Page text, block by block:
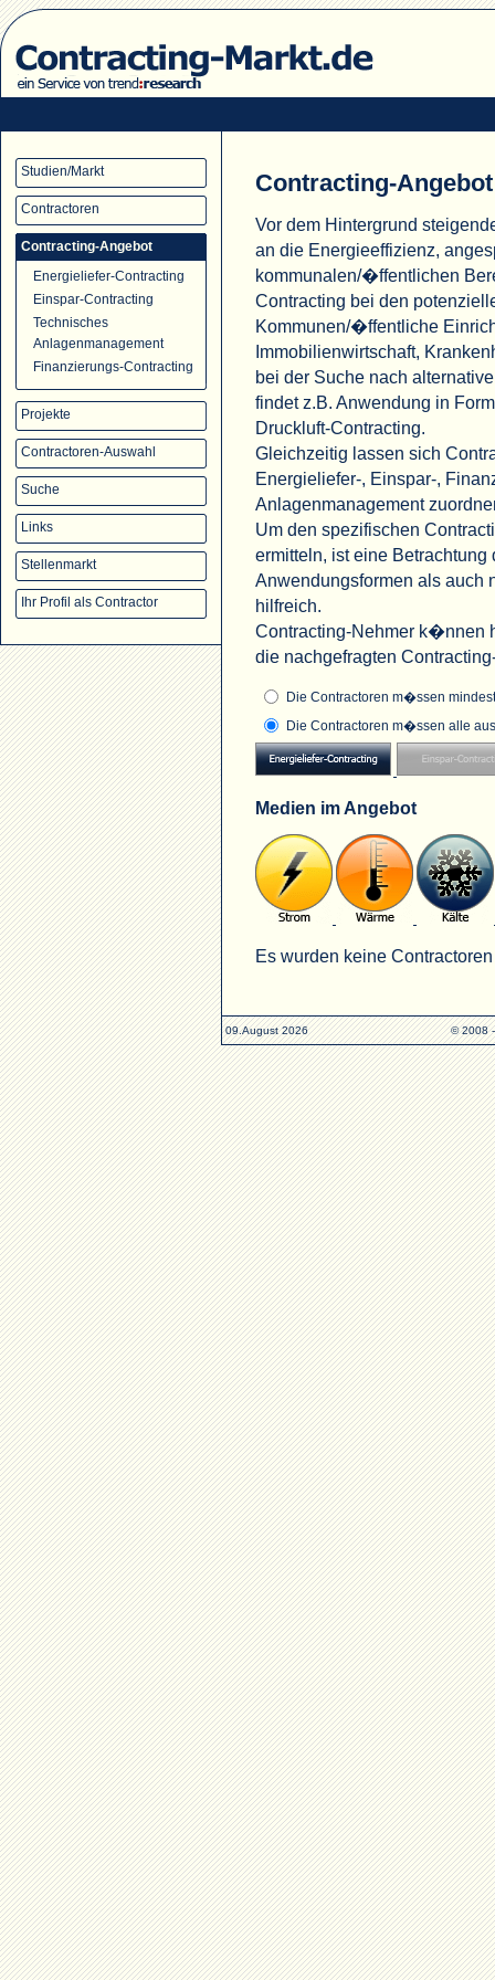
Studien/Markt
Contractoren
Contracting-Angebot
Energieliefer-Contracting
Einspar-Contracting
Technisches
Anlagenmanagement
Finanzierungs-Contracting
Projekte
Contractoren-Auswahl
Suche
Links
Stellenmarkt
Ihr Profil als Contractor
Contracting-Angebot
Vor dem Hintergrund
an die Energieeffizienz,
kommunalen/�ffentlichen
Contracting bei den
Kommunen/�ffentliche
Immobilienwirtschaft,
bei der Suche nach
findet z.B. Anwendung in
Druckluft-Contracting.
Gleichzeitig lassen sich
Energieliefer-, Einspar-,
Anlagenmanagement
Um den spezifischen
ermitteln, ist eine
Anwendungsformen als auch
hilfreich.
Contracting-Nehmer k�nnen
die nachgefragten
Die Contractoren m�ssen
Die Contractoren m�ssen alle
Medien im Angebot
Es wurden keine
09.August 2026 © 2008